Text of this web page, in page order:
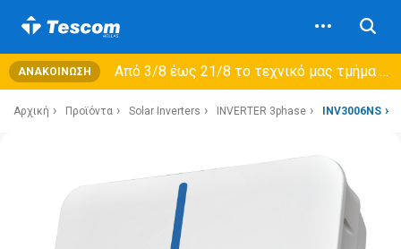
ΑΝΑΚΟΊΝΩΣΗ Από 3/8 έως 21/8 τo τεχνικό μας τμήμα θα εξυπηρετεί μόνο συμβόλαια συντήρησης και όχι νέες παραλαβές →
Αρχική Προϊόντα Solar Inverters INVERTER 3phase INV3006NS